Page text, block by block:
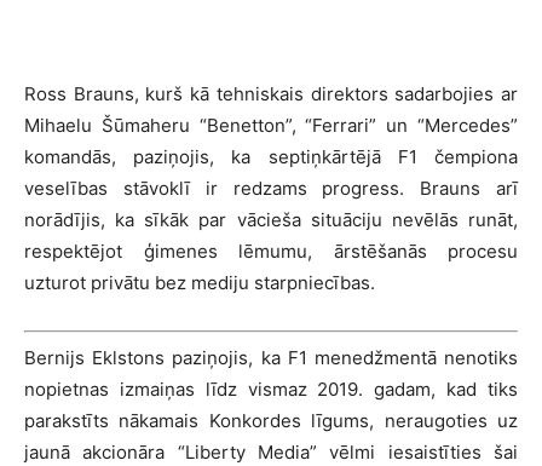
Ross Brauns, kurš kā tehniskais direktors sadarbojies ar
Mihaelu Šūmaheru “Benetton”, “Ferrari” un “Mercedes”
komandās, paziņojis, ka septiņkārtējā F1 čempiona
veselības stāvoklī ir redzams progress. Brauns arī
norādījis, ka sīkāk par vācieša situāciju nevēlās runāt,
respektējot ģimenes lēmumu, ārstēšanās procesu
uzturot privātu bez mediju starpniecības.
Bernijs Eklstons paziņojis, ka F1 menedžmentā nenotiks
nopietnas izmaiņas līdz vismaz 2019. gadam, kad tiks
parakstīts nākamais Konkordes līgums, neraugoties uz
jaunā akcionāra “Liberty Media” vēlmi iesaistīties šai